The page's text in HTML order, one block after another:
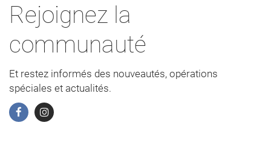
Rejoignez la
communauté
Et restez informés des nouveautés, opérations
spéciales et actualités.